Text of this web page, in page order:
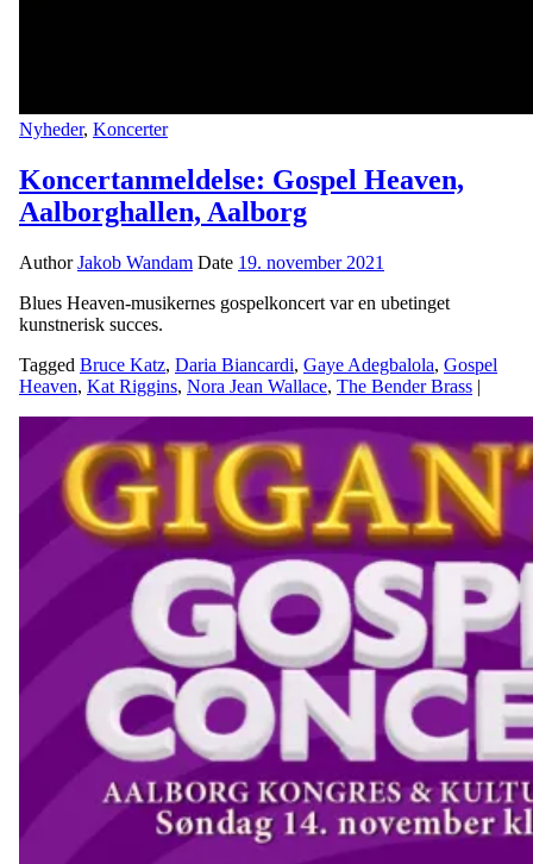
Nyheder, Koncerter
Koncertanmeldelse: Gospel Heaven,
Aalborghallen, Aalborg
AuthorJakob Wandam Date 19. november 2021
Blues Heaven-musikernes gospelkoncert var en ubetinget
kunstnerisk succes.
Tagged Bruce Katz, Daria Biancardi, Gaye Adegbalola, Gospel
Heaven, Kat Riggins, Nora Jean Wallace, The Bender Brass |